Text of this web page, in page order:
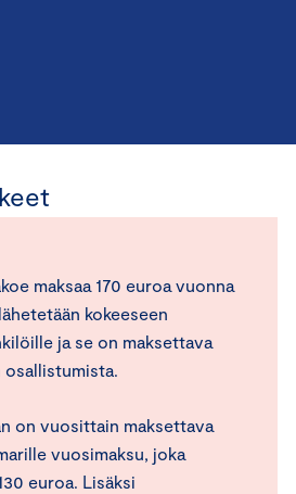
maksaa 170 euroa vuonna
kokeeseen
ja se on maksettava
osallistumista.
on vuosittain maksettava
vuosimaksu, joka
euroa. Lisäksi